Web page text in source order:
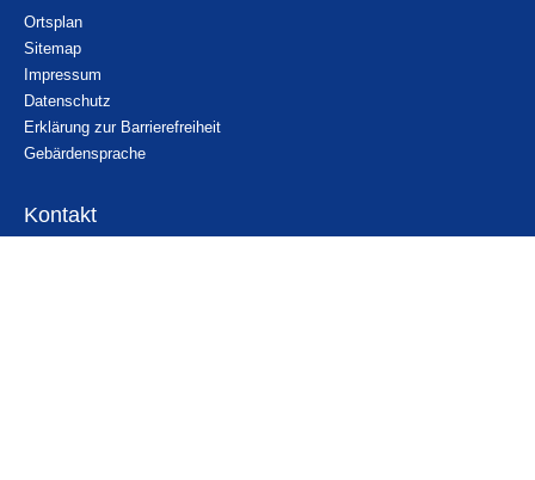
Ortsplan
Sitemap
Impressum
Datenschutz
Erklärung zur Barrierefreiheit
Gebärdensprache
Kontakt